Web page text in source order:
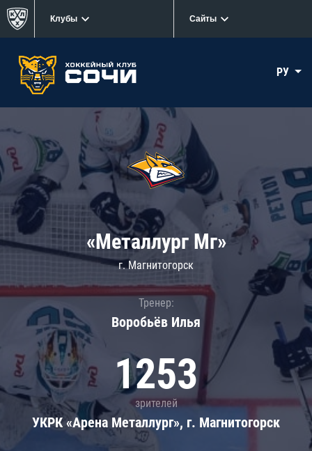
Клубы Сайты
РУ
«Металлург Мг»
г. Магнитогорск
Тренер:
Воробьёв Илья
1253
зрителей
УКРК «Арена Металлург», г. Магнитогорск